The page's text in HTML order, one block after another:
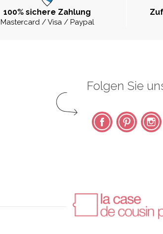
100% sichere Zahlung
Mastercard / Visa / Paypal
Folgen Sie
Facebook